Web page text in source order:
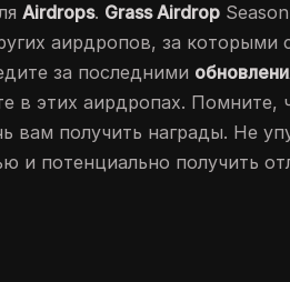
Airdrops. Grass Airdrop
аирдропов, за которыми
за последними
в этих аирдропах. Помните,
вам получить награды. Не
и потенциально получить